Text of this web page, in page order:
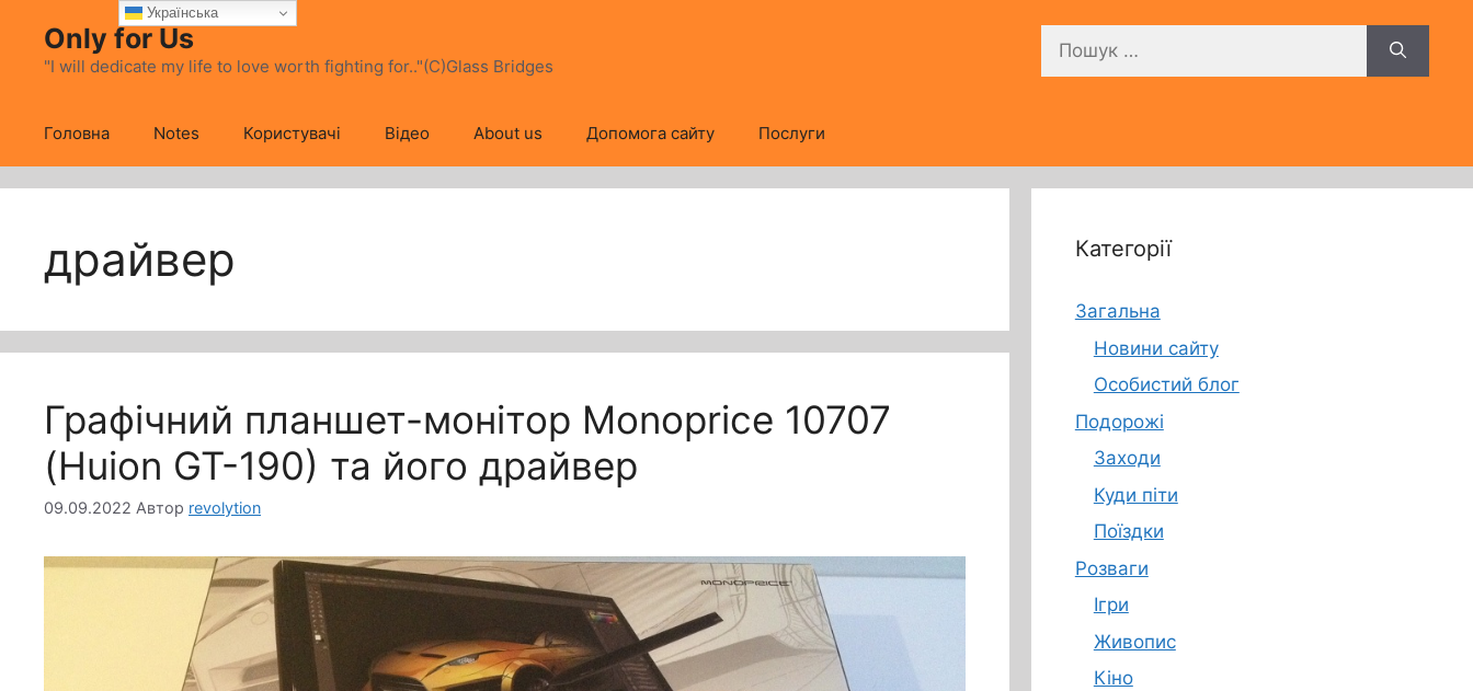
вмісту
Only for Us
"I will dedicate my life to love worth fighting for.."(C)Glass Bridges
Головна Notes Користувачі Відео About us Допомога сайту Послуги
драйвер
Графічний планшет-монітор Monoprice 10707
(Huion GT-190) та його драйвер
09.09.2022 Автор revolytion
Категорії
Загальна
Новини сайту
Особистий блог
Подорожі
Заходи
Куди піти
Поїздки
Розваги
Ігри
Живопис
Кіно
Українська